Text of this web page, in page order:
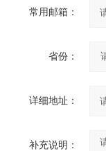
常用邮箱：
省份：
详细地址：
补充说明：